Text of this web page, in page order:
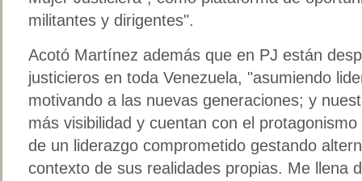
militantes y dirigentes".
Acotó Martínez además que en PJ están
justicieros en toda Venezuela, "asumiendo
motivando a las nuevas generaciones; y
más visibilidad y cuentan con el
de un liderazgo comprometido gestando
contexto de sus realidades propias. Me llena